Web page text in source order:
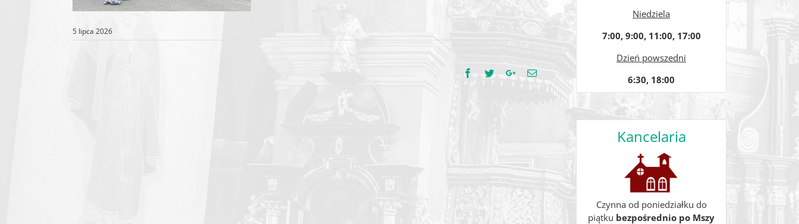
5 lipca 2026
Facebook
TwitterGoogle+Email
Niedziela
7:00, 9:00, 11:00, 17:00
Dzień powszedni
6:30, 18:00
Kancelaria
Czynna od poniedziałku do
piątku bezpośrednio po Mszy